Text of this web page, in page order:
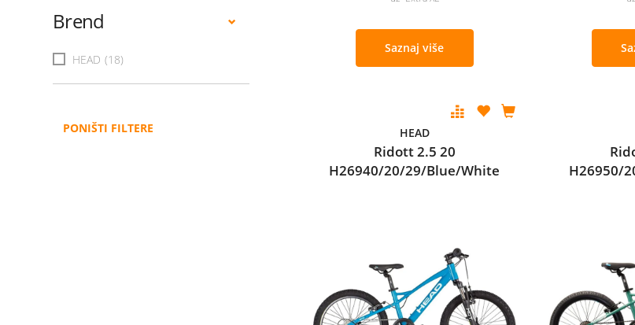
Brend
HEAD (18)
PONIŠTI FILTERE
Saznaj više
HEAD
Ridott 2.5 20
H26940/20/29/Blue/White
H26950/